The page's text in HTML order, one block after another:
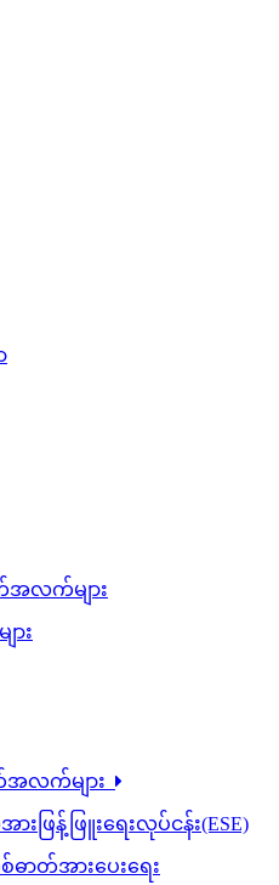
အလက်များ
ား
အလက်များ
းဖြန့်ဖြူးရေးလုပ်ငန်း(ESE)
ာတ်အားပေးရေး